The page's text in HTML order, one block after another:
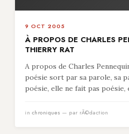
9 OCT 2005
À PROPOS DE CHARLES
THIERRY RAT
A propos de Charles
poésie sort par sa parole, sa
poésie, elle ne fait pas poésie,
in chroniques — par rÃ©daction